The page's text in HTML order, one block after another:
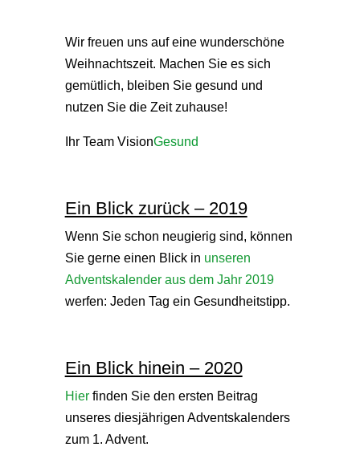
Wir freuen uns auf eine wunderschöne
Weihnachtszeit. Machen Sie es sich
gemütlich, bleiben Sie gesund und
nutzen Sie die Zeit zuhause!
Ihr Team VisionGesund
Ein Blick zurück – 2019
Wenn Sie schon neugierig sind, können
Sie gerne einen Blick in unseren
Adventskalender aus dem Jahr 2019
werfen: Jeden Tag ein Gesundheitstipp.
Ein Blick hinein – 2020
Hierfinden Sie den ersten Beitrag
unseres diesjährigen Adventskalenders
zum 1. Advent.